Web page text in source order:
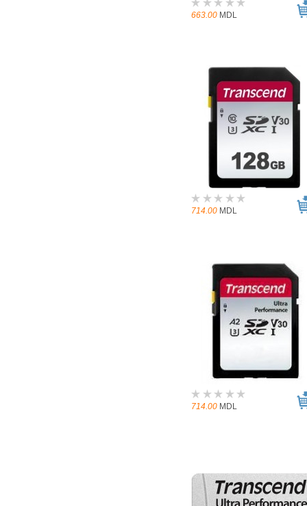
663.00 MDL
714.00 MDL
714.00 MDL